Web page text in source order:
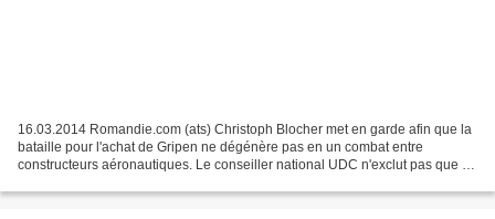
16.03.2014 Romandie.com (ats) Christoph Blocher met en garde afin que la
bataille pour l'achat de Gripen ne dégénère pas en un combat entre
constructeurs aéronautiques. Le conseiller national UDC n'exclut pas que la